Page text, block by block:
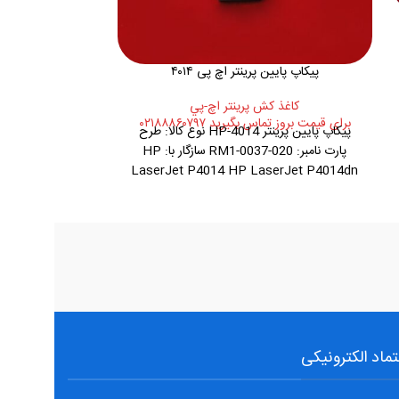
پیکاپ پایین پرینتر اچ پی ۴۰۱۴
کاغذ کش پرينتر اچ-پي
برای قیمت بروز تماس بگیرید ۰۲۱۸۸۸۶۰۷۹۷پیکاپ پایین پرینتر HP-4014 نوع کالا: طرح
پارت نامبر: RM1-0037-020 سازگار با: HP
LaserJet P4014 HP LaserJet P4014dn
الکترونیکی